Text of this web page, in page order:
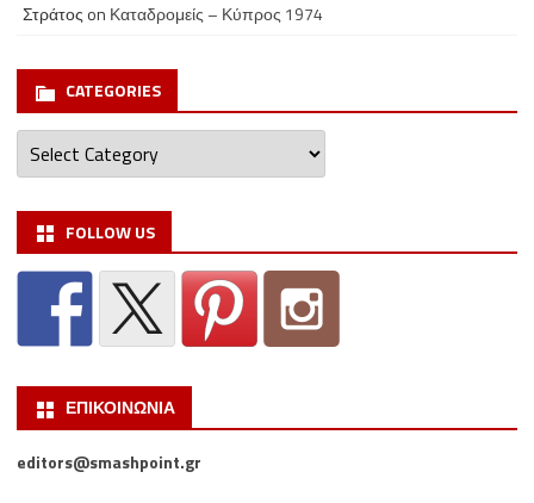
Στράτος on Καταδρομείς – Κύπρος 1974
CATEGORIES
Categories
FOLLOW US
ΕΠΙΚΟΙΝΩΝΙΑ
editors@smashpoint.gr